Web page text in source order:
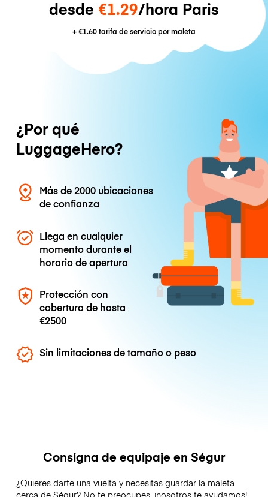
desde €1.29/hora Paris
+€1.60tarifa de servicio por maleta
¿Por qué
LuggageHero?
Más de 2000 ubicaciones
de confianza
Llega en cualquier
momento durante el
horario de apertura
Protección con
cobertura de hasta
€2500
Sin limitaciones de tamaño o peso
Consigna de equipaje en Ségur
¿Quieres darte una vuelta y necesitas guardar la maleta